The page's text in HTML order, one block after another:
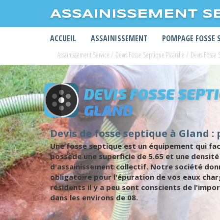
ASSAINISSEMENT
ACCUEIL ASSAINISSEMENT POMPAGE FOSSE
Assainissement Service / Devis Fosse Septique Picardie / Devis
DEVIS FOSSE
GLAND
Devis de fosse septique à Gland
Une fosse septique est un équipement qui
possède une superficie de 5.65 et une
d'assainissement collectif. Notre société
obligatoire pour l'épuration de vos eaux
résidents il y a peu sont conscients de
dans les environs de 08.